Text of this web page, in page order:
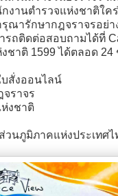
กงานตำรวจแห่งชาติใค
ณารักษากฎจราจรอย่า
รถติดต่อสอบถามได้ที่
ชาติ 1599 ได้ตลอด 24
บสั่งออนไลน์
จราจร
งชาติ
นภูมิภาคแห่งประเทศไ